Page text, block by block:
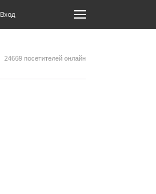
Вход
24669 посетителей онлайн